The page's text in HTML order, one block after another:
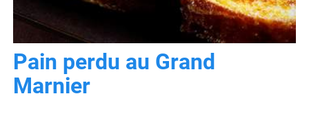
Pain perdu au Grand
Marnier